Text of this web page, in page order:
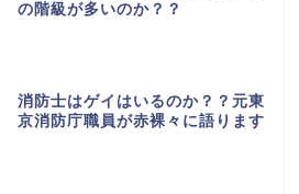
の階級が多いのか？？
消防士はゲイはいるのか？？元東
京消防庁職員が赤裸々に語ります